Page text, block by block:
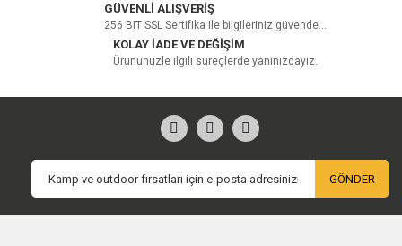
GÜVENLİ ALIŞVERİŞ
256 BIT SSL Sertifika ile bilgileriniz güvende...
KOLAY İADE VE DEĞİŞİM
Ürününüzle ilgili süreçlerde yanınızdayız.
GÖNDER